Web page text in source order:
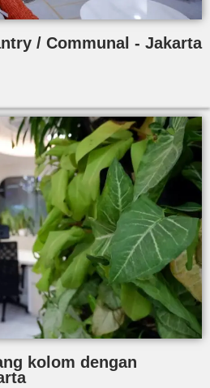
/ Communal - Jakarta
kolom dengan